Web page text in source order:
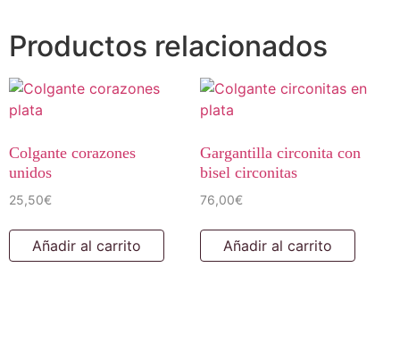
Productos relacionados
Colgante corazones
unidos
25,50€
Añadir al carrito
Gargantilla circonita con
bisel circonitas
76,00€
Añadir al carrito